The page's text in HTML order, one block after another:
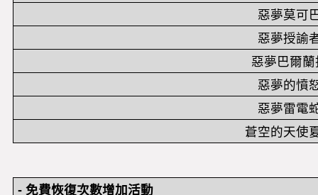
惡夢莫可
惡夢授諭
惡夢巴爾蘭
惡夢的憤
惡夢雷電
蒼空的天使
- 免費恢復次數增加活動